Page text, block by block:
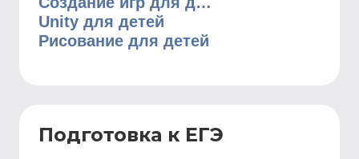
Unity для детей
Рисование для детей
Подготовка к ЕГЭ